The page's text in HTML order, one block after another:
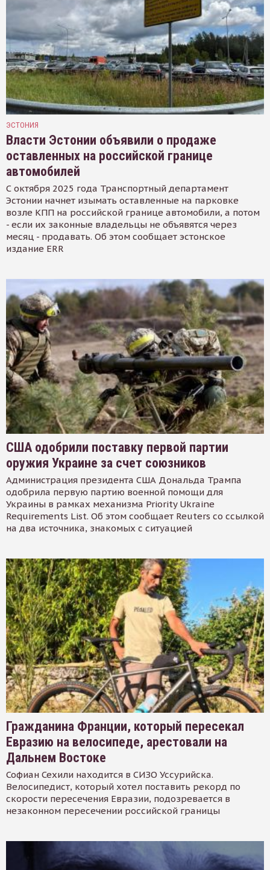
ЭСТОНИЯ
Власти Эстонии объявили о продаже
оставленных на российской границе
автомобилей
С октября 2025 года Транспортный департамент
Эстонии начнет изымать оставленные на парковке
возле КПП на российской границе автомобили, а потом
- если их законные владельцы не объявятся через
месяц - продавать. Об этом сообщает эстонское
издание ERR
США одобрили поставку первой партии
оружия Украине за счет союзников
Администрация президента США Дональда Трампа
одобрила первую партию военной помощи для
Украины в рамках механизма Priority Ukraine
Requirements List. Об этом сообщает Reuters со ссылкой
на два источника, знакомых с ситуацией
Гражданина Франции, который пересекал
Евразию на велосипеде, арестовали на
Дальнем Востоке
Софиан Сехили находится в СИЗО Уссурийска.
Велосипедист, который хотел поставить рекорд по
скорости пересечения Евразии, подозревается в
незаконном пересечении российской границы